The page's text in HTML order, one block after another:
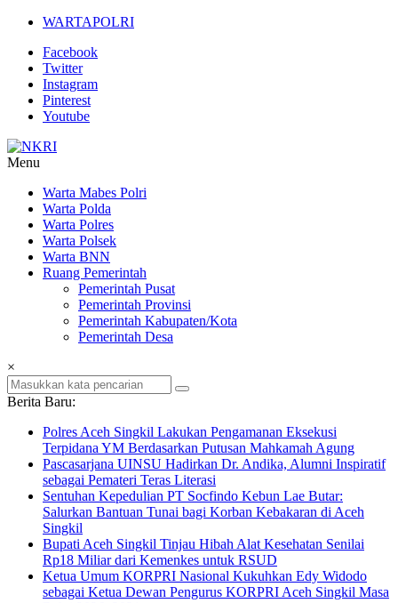
Lompat
konten
WARTAPOLRI
Facebook
Twitter
Instagram
Pinterest
Youtube
Jurnalisme
Positif
Menu
Warta Mabes Polri
Warta Polda
Warta Polres
Warta Polsek
Warta BNN
Ruang Pemerintah
Pemerintah Pusat
Pemerintah Provinsi
Pemerintah Kabupaten/Kota
Pemerintah Desa
×
Berita Baru:
Polres Aceh Singkil Lakukan Pengamanan Eksekusi
Terpidana YM Berdasarkan Putusan Mahkamah Agung
Pascasarjana UINSU Hadirkan Dr. Andika, Alumni Inspiratif
sebagai Pemateri Teras Literasi
Sentuhan Kepedulian PT Socfindo Kebun Lae Butar:
Salurkan Bantuan Tunai bagi Korban Kebakaran di Aceh
Singkil
Bupati Aceh Singkil Tinjau Hibah Alat Kesehatan Senilai
Rp18 Miliar dari Kemenkes untuk RSUD
Ketua Umum KORPRI Nasional Kukuhkan Edy Widodo
sebagai Ketua Dewan Pengurus KORPRI Aceh Singkil Masa